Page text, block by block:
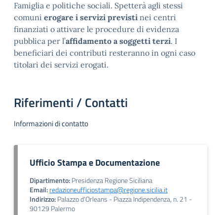
Famiglia e politiche sociali. Spetterà agli stessi
comuni erogare i servizi previsti nei centri
finanziati o attivare le procedure di evidenza
pubblica per l’affidamento a soggetti terzi. I
beneficiari dei contributi resteranno in ogni caso
titolari dei servizi erogati.
Riferimenti / Contatti
Informazioni di contatto
Ufficio Stampa e Documentazione
Dipartimento:Presidenza Regione Siciliana
Email:redazioneufficiostampa@regione.sicilia.it
Indirizzo:Palazzo d'Orleans - Piazza Indipendenza, n. 21 -
90129 Palermo